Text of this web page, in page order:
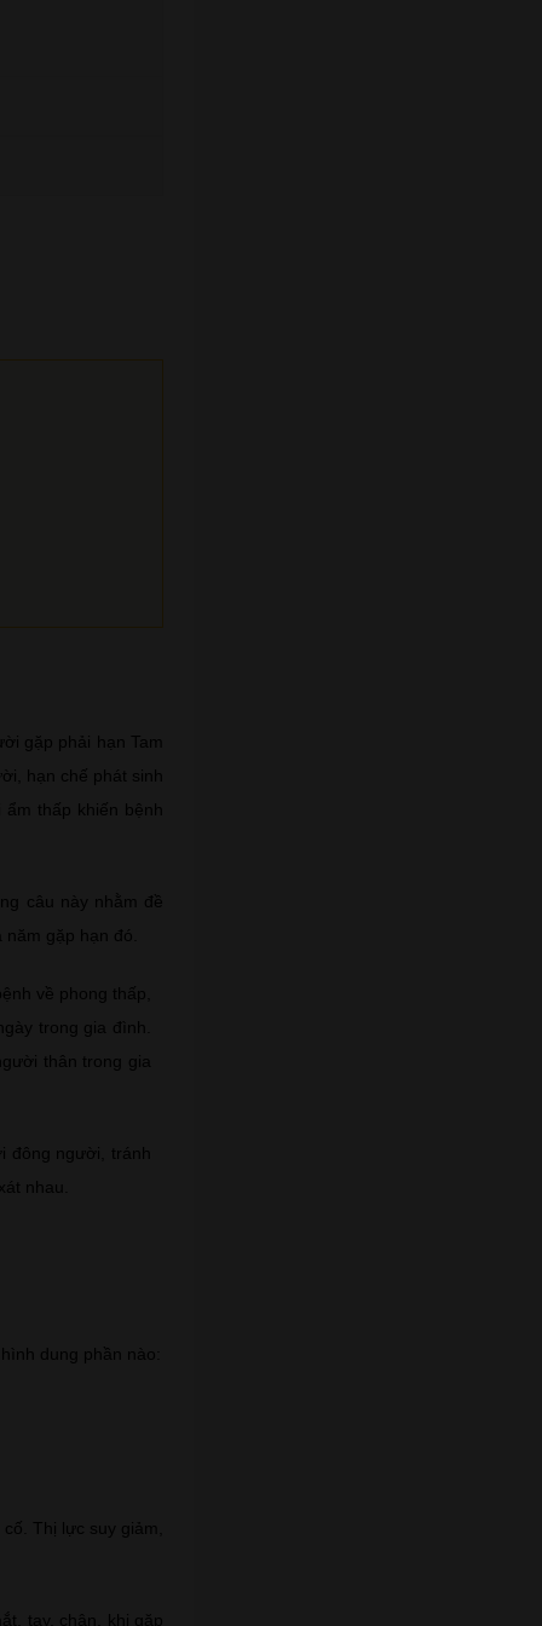
gặp phải hạn Tam
hạn chế phát sinh
thấp khiến bệnh
câu này nhằm đề
gặp hạn đó.
về phong thấp,
trong gia đình.
thân trong gia
đông người, tránh
nhau.
dung phần nào:
Thị lực suy giảm,
tay, chân, khi gặp